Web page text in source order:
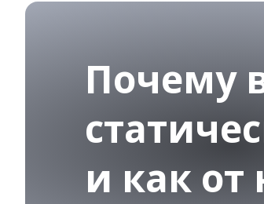
Почему
и как от